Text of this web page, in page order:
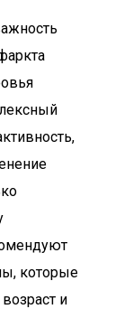
которые
и